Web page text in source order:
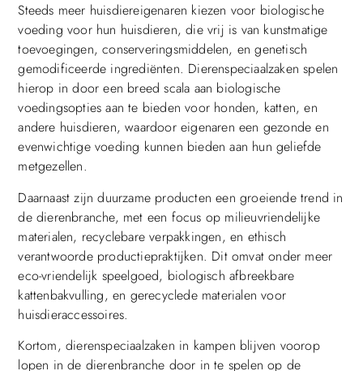
Steeds meer huisdiereigenaren kiezen voor biologische
voeding voor hun huisdieren, die vrij is van kunstmatige
toevoegingen, conserveringsmiddelen, en genetisch
gemodificeerde ingrediënten. Dierenspeciaalzaken spelen
hierop in door een breed scala aan biologische
voedingsopties aan te bieden voor honden, katten, en
andere huisdieren, waardoor eigenaren een gezonde en
evenwichtige voeding kunnen bieden aan hun geliefde
metgezellen.
Daarnaast zijn duurzame producten een groeiende trend in
de dierenbranche, met een focus op milieuvriendelijke
materialen, recyclebare verpakkingen, en ethisch
verantwoorde productiepraktijken. Dit omvat onder meer
eco-vriendelijk speelgoed, biologisch afbreekbare
kattenbakvulling, en gerecyclede materialen voor
huisdieraccessoires.
Kortom, dierenspeciaalzaken in kampen blijven voorop
lopen in de dierenbranche door in te spelen op de